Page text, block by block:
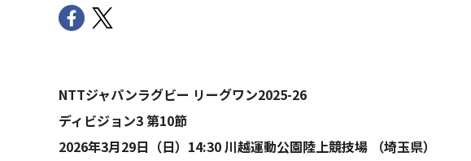
NTTジャパンラグビー リーグワン2025-26
ディビジョン3 第10節
2026年3月29日（日）14:30 川越運動公園陸上競技場 （埼玉県）